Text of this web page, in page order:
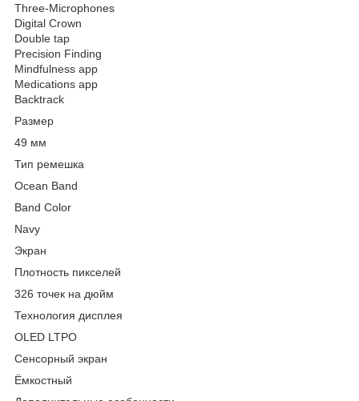
Three-Microphones
Digital Crown
Double tap
Precision Finding
Mindfulness app
Medications app
Backtrack
Размер
49 мм
Тип ремешка
Ocean Band
Band Color
Navy
Экран
Плотность пикселей
326 точек на дюйм
Технология дисплея
OLED LTPO
Сенсорный экран
Ёмкостный